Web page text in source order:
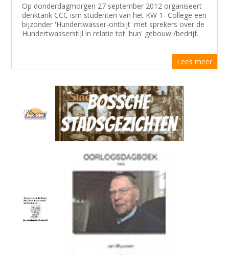
Op donderdagmorgen 27 september 2012 organiseert
denktank CCC ism studenten van het KW 1- College een
bijzonder 'Hundertwasser-ontbijt' met sprekers over de
Hundertwasserstijl in relatie tot 'hun' gebouw /bedrijf.
Lees meer